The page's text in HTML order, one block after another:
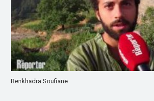
Benkhadra Soufiane